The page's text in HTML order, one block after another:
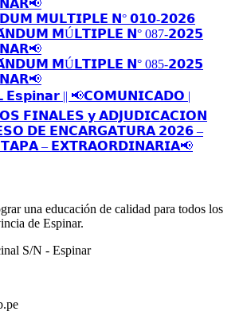
𝗠𝗨𝗟𝗧𝗜𝗣𝗟𝗘 𝗡° 𝟬𝟭𝟬-𝟮𝟬𝟮𝟲
𝗠Ú𝗟𝗧𝗜𝗣𝗟𝗘 𝗡° 087-𝟮𝟬𝟮𝟱
𝗠Ú𝗟𝗧𝗜𝗣𝗟𝗘 𝗡° 085-𝟮𝟬𝟮𝟱
𝗘𝘀𝗽𝗶𝗻𝗮𝗿 || 📢𝗖𝗢𝗠𝗨𝗡𝗜𝗖𝗔𝗗𝗢 |
𝗙𝗜𝗡𝗔𝗟𝗘𝗦 𝘆 𝗔𝗗𝗝𝗨𝗗𝗜𝗖𝗔𝗖𝗜𝗢𝗡
𝗗𝗘 𝗘𝗡𝗖𝗔𝗥𝗚𝗔𝗧𝗨𝗥𝗔 𝟮𝟬𝟮𝟲 –
– 𝗘𝗫𝗧𝗥𝗔𝗢𝗥𝗗𝗜𝗡𝗔𝗥𝗜𝗔📢
una educación de calidad para todos los
de Espinar.
S/N - Espinar